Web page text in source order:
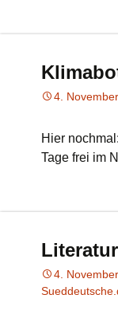
4.
Hier
Tage frei im
4.